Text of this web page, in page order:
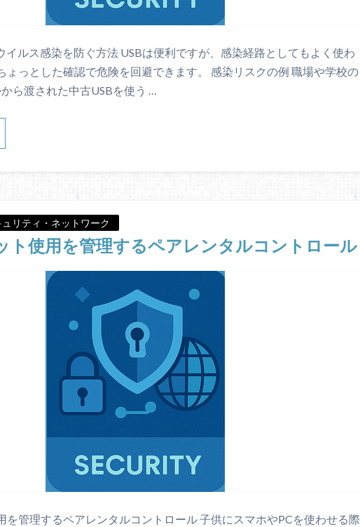
イルス感染を防ぐ方法 USBは便利ですが、感染経路としてもよく使わ
ょっとした確認で危険を回避できます。 感染リスクの例 職場や学校の
ら渡された中古USBを使う …
ュリティ・ネットワーク
ト使用を管理するペアレンタルコントロール
を管理するペアレンタルコントロール 子供にスマホやPCを使わせる際